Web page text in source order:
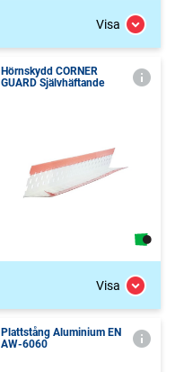
Visa
Hörnskydd CORNER
GUARD Självhäftande
Visa
Plattstång Aluminium EN
AW-6060